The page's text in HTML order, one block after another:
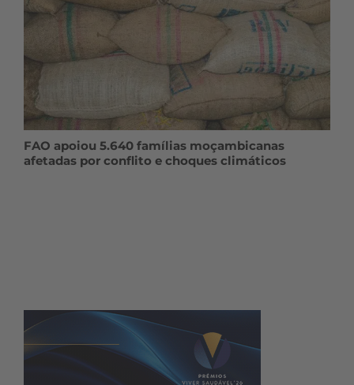
FAO apoiou 5.640 famílias moçambicanas
afetadas por conflito e choques climáticos